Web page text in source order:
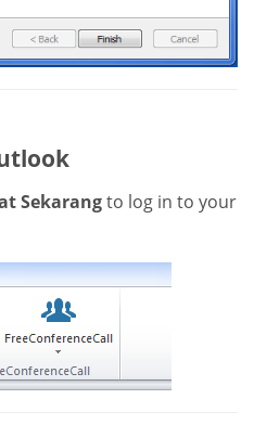
Sekarangto log in to your